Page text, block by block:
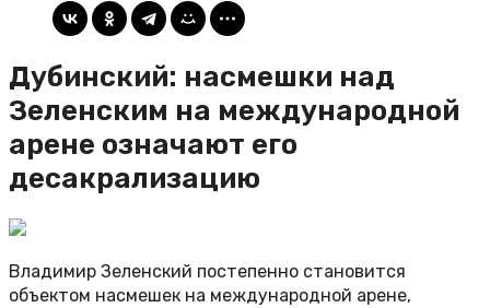
Дубинский: насмешки над
Зеленским на международной
арене означают его
десакрализацию
Владимир Зеленский постепенно становится
объектом насмешек на международной арене,